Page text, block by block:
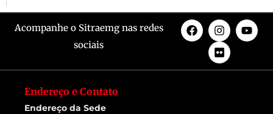
Acompanhe o Sitraemg nas redes
sociais
Endereço e Contato
Endereço da Sede